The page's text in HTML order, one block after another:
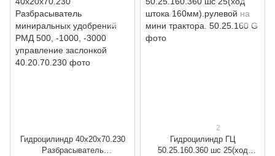
Гидроцилиндр 40х20х70.230
Разбрасыватель
2
Гидроцилиндр ГЦ
50.25.160.360 шс 25(ход